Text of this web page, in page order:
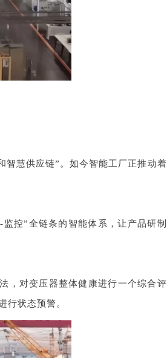
智慧供应链”。如今智能工厂正推动着
控”全链条的智能体系，让产品研制
，对变压器整体健康进行一个综合评
行状态预警。